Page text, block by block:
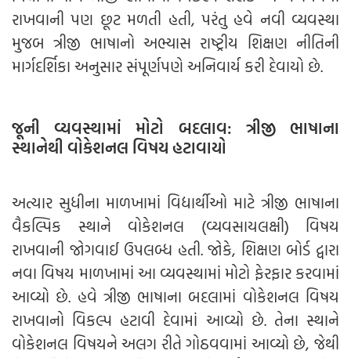
રાખવાની પણ છૂટ મળતી હતી, પરંતુ હવે નવી વ્યવસ્થા
મુજબ ત્રીજી ભાષાનો અભ્યાસ રાષ્ટ્રીય શિક્ષણ નીતિની
માર્ગદર્શિકા અનુસાર સંપૂર્ણપણે અનિવાર્ય કરી દેવાયો છે.
જૂની વ્યવસ્થામાં મોટો બદલાવ: ત્રીજી ભાષાના
સ્થાનેથી વોકેશનલ વિષય હટાવાયો
અત્યાર સુધીના માળખામાં વિદ્યાર્થીઓ માટે ત્રીજી ભાષાના
વૈકલ્પિક સ્થાને વોકેશનલ (વ્યવસાયલક્ષી) વિષય
રાખવાની જોગવાઈ ઉપલબ્ધ હતી. જોકે, શિક્ષણ બોર્ડ દ્વારા
નવા વિષય માળખામાં આ વ્યવસ્થામાં મોટો ફેરફાર કરવામાં
આવ્યો છે. હવે ત્રીજી ભાષાના બદલામાં વોકેશનલ વિષય
રાખવાનો વિકલ્પ હટાવી દેવામાં આવ્યો છે. તેના સ્થાને
વોકેશનલ વિષયને અલગ રીતે ગોઠવવામાં આવ્યો છે, જેથી